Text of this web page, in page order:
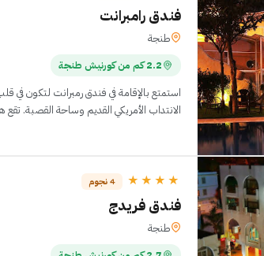
فندق رامبرانت
طنجة
2.2 كم من كورنيش طنجة
استمتع بالإقامة في فندق رمبرانت لتكون
الانتداب الأمريكي القديم وساحة القصبة. تقع هذه المنشأة السياحية على مقربة من ش
★★★★ 4 نجوم
فندق فريدج
طنجة